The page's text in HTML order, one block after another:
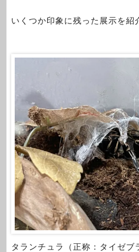
いくつか印象に残った展示を紹
タランチュラ（正称：タイゼブ